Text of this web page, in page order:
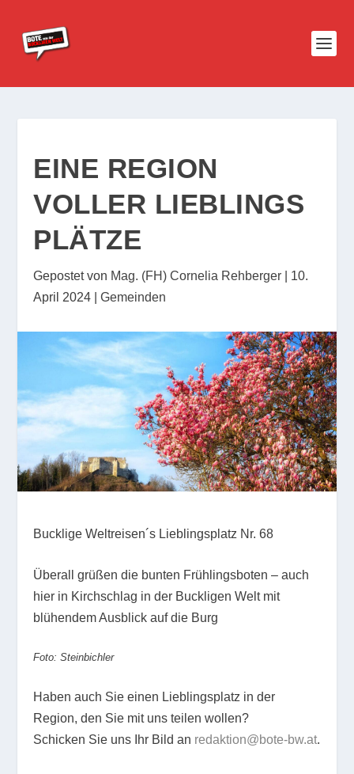
EINE REGION
VOLLER LIEBLINGS
PLÄTZE
Gepostet von Mag. (FH) Cornelia Rehberger
10.
April 2024 |Gemeinden
Bucklige Weltreisen´s Lieblingsplatz Nr. 68
Überall grüßen die bunten Frühlingsboten – auch
hier in Kirchschlag in der Buckligen Welt mit
blühendem Ausblick auf die Burg
Foto: Steinbichler
Haben auch Sie einen Lieblingsplatz in der
Region, den Sie mit uns teilen wollen?
Schicken Sie uns Ihr Bild an redaktion@bote-bw.at.